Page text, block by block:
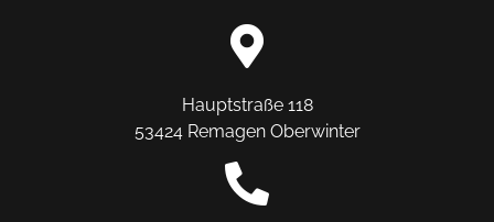
Hauptstraße 118
53424 Remagen Oberwinter